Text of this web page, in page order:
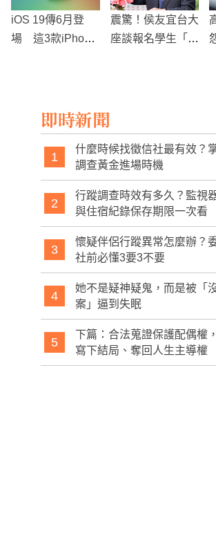
iOS 19傳6月登
場 這3款iPhone
震驚！侯友宜台大
座談報名學生「個
即時新聞
1
什麼時候找徵信社最有效？
調查黃金進場時機
2
行蹤調查時效有多久？監視
與住宿紀錄保存期限一次看
3
懷疑伴侶行蹤異常怎麼辦？
社前必懂3要3不要
4
她不是疑神疑鬼，而是被「
案」逼到失眠
5
下篇：合法蒐證保護配偶權
寫下結局、奪回人生主導權